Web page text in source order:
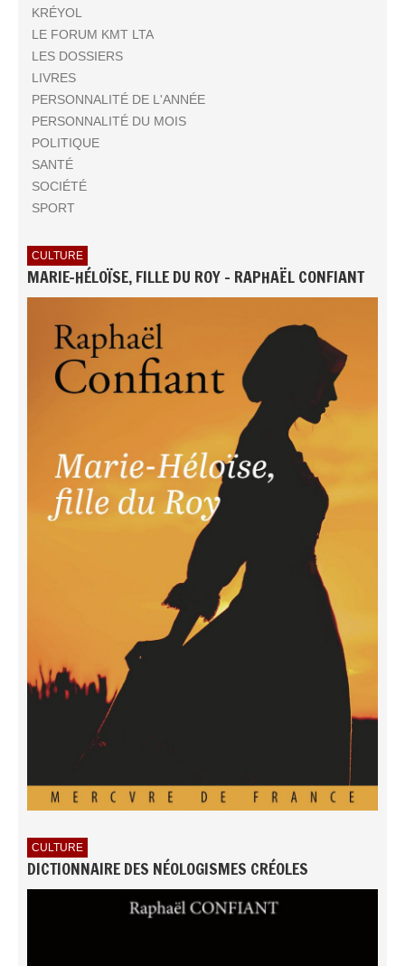
KRÉYOL
LE FORUM KMT LTA
LES DOSSIERS
LIVRES
PERSONNALITÉ DE L'ANNÉE
PERSONNALITÉ DU MOIS
POLITIQUE
SANTÉ
SOCIÉTÉ
SPORT
CULTURE
MARIE-HÉLOÏSE, FILLE DU ROY - RAPHAËL CONFIANT
CULTURE
DICTIONNAIRE DES NÉOLOGISMES CRÉOLES